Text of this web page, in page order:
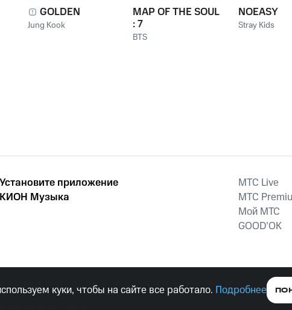
GOLDEN
Jung Kook
MAP OF THE SOUL
: 7
BTS
NOEASY
Stray Kids
Установите приложение
КИОН Музыка
MTС Live
MTС
Мой МТС
GOOD’OK
наркотических средств, психотропных веществ, их аналогов
ответственность.
права защищены
куки, чтобы на сайте все работало. Подробнее